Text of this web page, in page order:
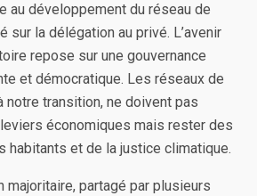
au développement du réseau de
sur la délégation au privé. L’avenir
repose sur une gouvernance
et démocratique. Les réseaux de
notre transition, ne doivent pas
économiques mais rester des
habitants et de la justice climatique.
majoritaire, partagé par plusieurs